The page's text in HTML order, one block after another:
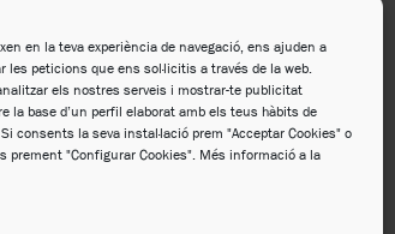
en la teva experiència de navegació, ens ajuden a
peticions que ens sol·licitis a través de la web.
els nostres serveis i mostrar-te publicitat
la base d’un perfil elaborat amb els teus hàbits de
consents la seva instal·lació prem "Acceptar Cookies" o
prement "Configurar Cookies". Més informació a la